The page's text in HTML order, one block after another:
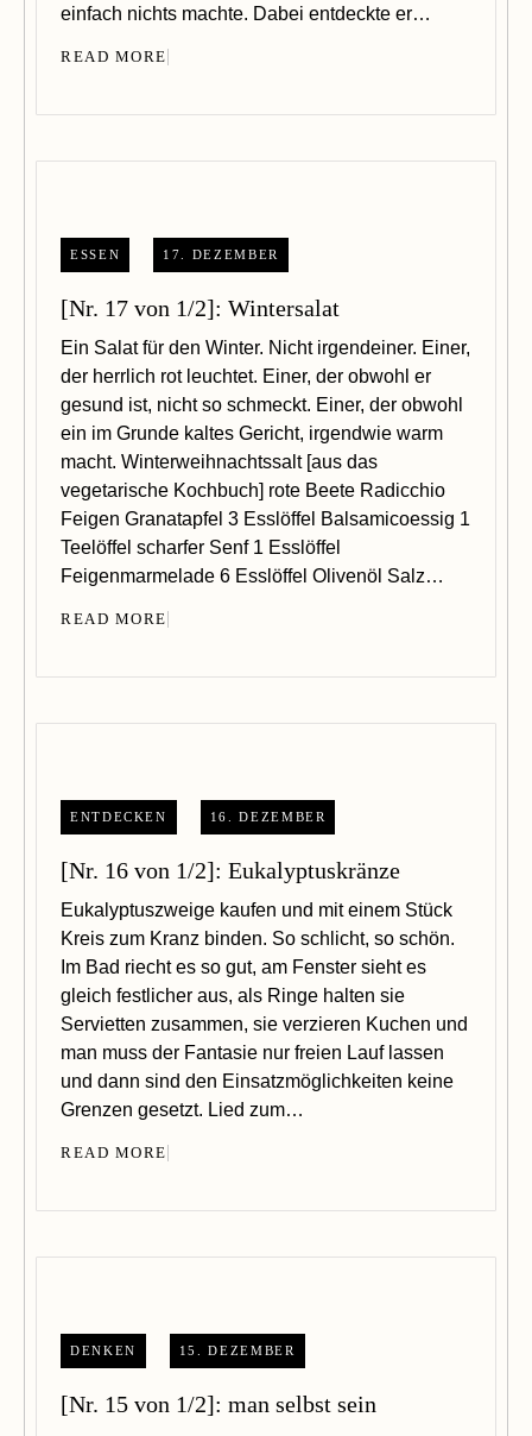
einfach nichts machte. Dabei entdeckte er…
READ MORE
17. DEZEMBER
ESSEN
[Nr. 17 von 1/2]: Wintersalat
Ein Salat für den Winter. Nicht irgendeiner. Einer,
der herrlich rot leuchtet. Einer, der obwohl er
gesund ist, nicht so schmeckt. Einer, der obwohl
ein im Grunde kaltes Gericht, irgendwie warm
macht. Winterweihnachtssalt [aus das
vegetarische Kochbuch] rote Beete Radicchio
Feigen Granatapfel 3 Esslöffel Balsamicoessig 1
Teelöffel scharfer Senf 1 Esslöffel
Feigenmarmelade 6 Esslöffel Olivenöl Salz…
READ MORE
16. DEZEMBER
ENTDECKEN
[Nr. 16 von 1/2]: Eukalyptuskränze
Eukalyptuszweige kaufen und mit einem Stück
Kreis zum Kranz binden. So schlicht, so schön.
Im Bad riecht es so gut, am Fenster sieht es
gleich festlicher aus, als Ringe halten sie
Servietten zusammen, sie verzieren Kuchen und
man muss der Fantasie nur freien Lauf lassen
und dann sind den Einsatzmöglichkeiten keine
Grenzen gesetzt. Lied zum…
READ MORE
15. DEZEMBER
DENKEN
[Nr. 15 von 1/2]: man selbst sein